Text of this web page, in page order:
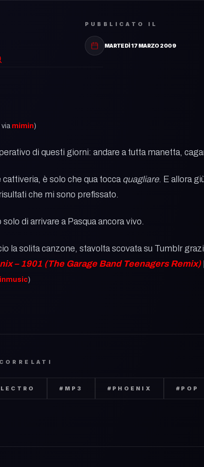
PUBBLICATO IL
MARTEDÌ 17 MARZO 2009
mimin)
di questi giorni: andare a tutta manetta,
cattiveria, è solo che qua tocca quagliare. E allora
che mi sono prefissato.
solo di arrivare a Pasqua ancora vivo.
la solita canzone, stavolta scovata su Tumblr
– 1901 (The Garage Band Teenagers Remix)
)
# MP3 # PHOENIX # POP